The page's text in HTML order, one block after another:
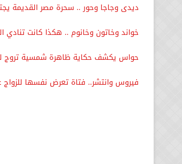
ديدى وجاجا وحور .. سحرة مصر القديمة
خواند وخاتون وخانوم .. هكذا كانت تنادي
حواس يكشف حكاية ظاهرة شمسية تروج
فيروس وانتشر.. فتاة تعرض نفسها